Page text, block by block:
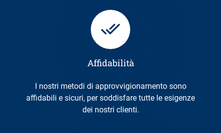
Affidabilità
I nostri metodi di approvvigionamento sono
affidabili e sicuri, per soddisfare tutte le esigenze
dei nostri clienti.